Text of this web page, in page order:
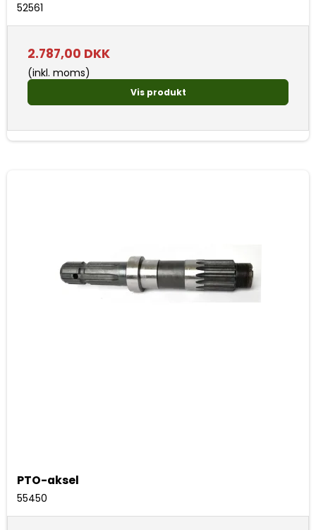
52561
2.787,00 DKK
(inkl. moms)
Vis produkt
PTO-aksel
55450